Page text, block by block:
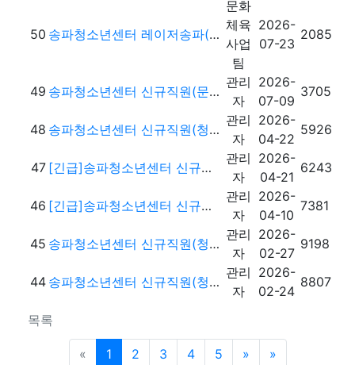
목록
50 송파청소년센터 레이저송파(레이저서바이벌게임장) 단시간근로자 채용 공고
문화
체육
사업
팀
2026-
07-23
2085
49 송파청소년센터 신규직원(문화체육팀 팀원) 채용 공고
관리
자
2026-
07-09
3705
48 송파청소년센터 신규직원(청소년사업팀 팀원) 최종 합격자 공고
관리
자
2026-
04-22
5926
47 [긴급]송파청소년센터 신규직원(청소년사업팀 팀원) 모집 1차 서류전형 합격자 공고
관리
자
2026-
04-21
6243
46 [긴급]송파청소년센터 신규직원(청소년사업팀 팀원) 모집 공고
관리
자
2026-
04-10
7381
45 송파청소년센터 신규직원(청소년사업팀 팀원) 최종 합격자 공고
관리
자
2026-
02-27
9198
44 송파청소년센터 신규직원(청소년사업팀 팀원) 1차 서류전형 합격자 공고
관리
자
2026-
02-24
8807
« 이전5페이지
1 2 3 4 5 »다음5페이지
»맨끝 페이지